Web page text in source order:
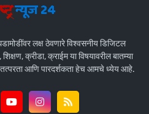
लक्ष ठेवणारे विश्वसनीय डिजिटल
क्रीडा, क्राईम या विषयावरील बातम्या
आणि पारदर्शकता हेच आमचे ध्येय आहे.